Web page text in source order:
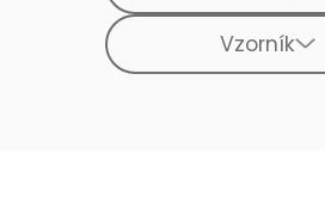
Vzorník